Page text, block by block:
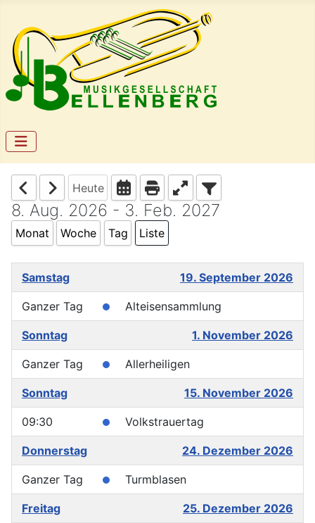
Heute
8. Aug. 2026 - 3. Feb. 2027
Monat Woche Tag Liste
Samstag 19. September 2026
Ganzer Tag Alteisensammlung
Sonntag 1. November 2026
Ganzer Tag Allerheiligen
Sonntag 15. November 2026
09:30 Volkstrauertag
Donnerstag 24. Dezember 2026
Ganzer Tag Turmblasen
Freitag 25. Dezember 2026